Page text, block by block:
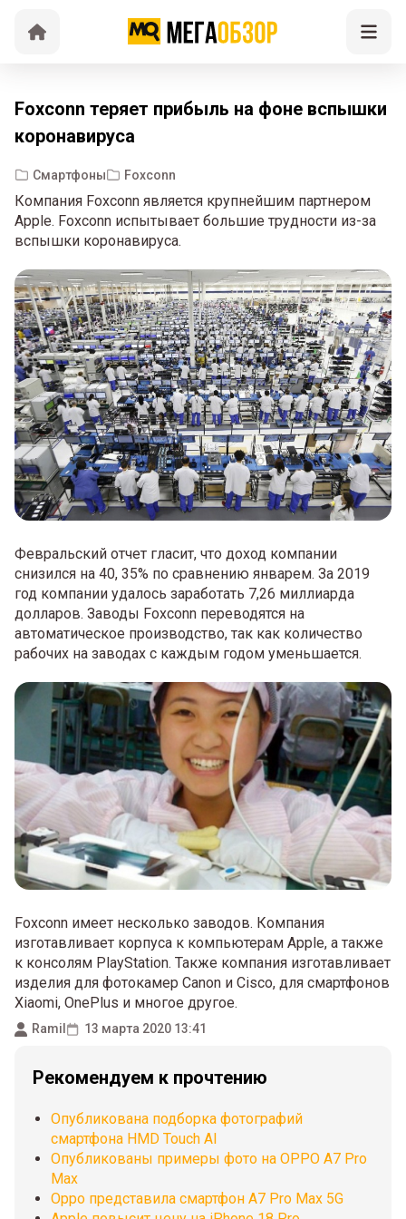
Foxconn теряет прибыль на фоне вспышки
коронавируса
Смартфоны Foxconn
Компания Foxconn является крупнейшим партнером
Apple. Foxconn испытывает большие трудности из-за
вспышки коронавируса.
Февральский отчет гласит, что доход компании
снизился на 40, 35% по сравнению январем. За 2019
год компании удалось заработать 7,26 миллиарда
долларов. Заводы Foxconn переводятся на
автоматическое производство, так как количество
рабочих на заводах с каждым годом уменьшается.
Foxconn имеет несколько заводов. Компания
изготавливает корпуса к компьютерам Apple, а также
к консолям PlayStation. Также компания изготавливает
изделия для фотокамер Canon и Cisco, для смартфонов
Xiaomi, OnePlus и многое другое.
Ramil 13 марта 2020 13:41
Рекомендуем к прочтению
Опубликована подборка фотографий
смартфона HMD Touch AI
Опубликованы примеры фото на OPPO A7 Pro
Max
Oppo представила смартфон A7 Pro Max 5G